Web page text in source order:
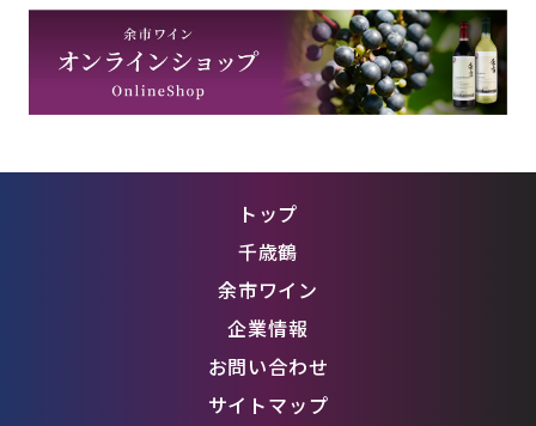
トップ
千歳鶴
余市ワイン
企業情報
お問い合わせ
サイトマップ